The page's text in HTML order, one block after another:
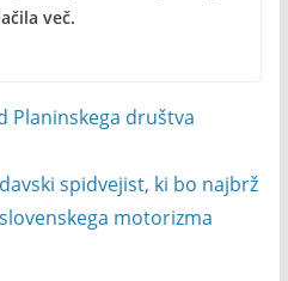
več.
Planinskega društva
spidvejist, ki bo najbrž
motorizma